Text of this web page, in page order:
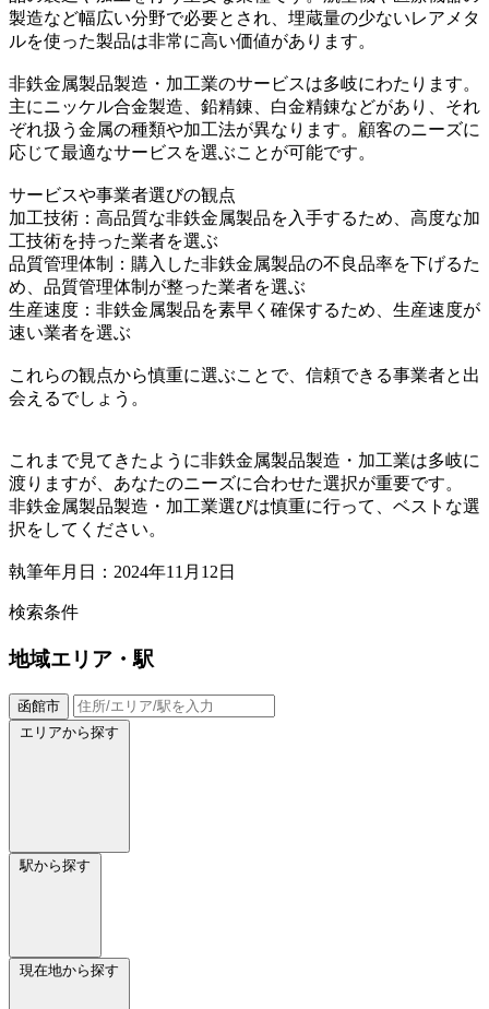
製造など幅広い分野で必要とされ、埋蔵量の少ないレアメタ
ルを使った製品は非常に高い価値があります。
非鉄金属製品製造・加工業のサービスは多岐にわたります。
主にニッケル合金製造、鉛精錬、白金精錬などがあり、それ
ぞれ扱う金属の種類や加工法が異なります。顧客のニーズに
応じて最適なサービスを選ぶことが可能です。
サービスや事業者選びの観点
加工技術：高品質な非鉄金属製品を入手するため、高度な加
工技術を持った業者を選ぶ
品質管理体制：購入した非鉄金属製品の不良品率を下げるた
め、品質管理体制が整った業者を選ぶ
生産速度：非鉄金属製品を素早く確保するため、生産速度が
速い業者を選ぶ
これらの観点から慎重に選ぶことで、信頼できる事業者と出
会えるでしょう。
これまで見てきたように非鉄金属製品製造・加工業は多岐に
渡りますが、あなたのニーズに合わせた選択が重要です。
非鉄金属製品製造・加工業選びは慎重に行って、ベストな選
択をしてください。
執筆年月日：2024年11月12日
検索条件
地域エリア・駅
函館市
エリアから探す
駅から探す
現在地から探す